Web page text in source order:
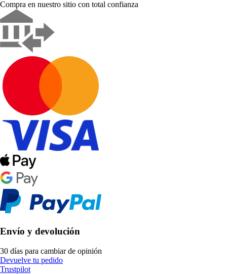
Compra en nuestro sitio con total confianza
Envío y devolución
30 días para cambiar de opinión
Devuelve tu pedido
Trustpilot